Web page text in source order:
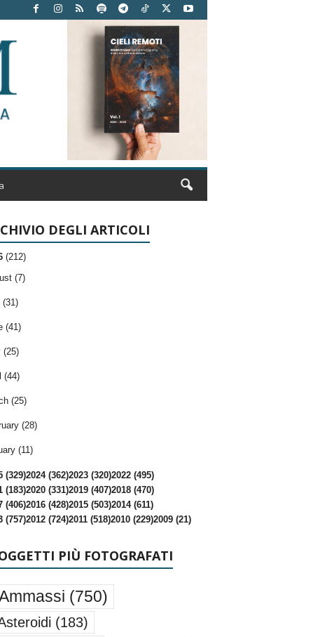
DEGLI ARTICOLI
(212)
(7)
(41)
(25)
(44)
(25)
(28)
(11)
(329)2024 (362)2023 (320)2022 (495)
(183)2020 (331)2019 (407)2018 (470)
(406)2016 (428)2015 (503)2014 (611)
(757)2012 (724)2011 (518)2010 (229)2009 (21)
PIÙ FOTOGRAFATI
(750)
(183)